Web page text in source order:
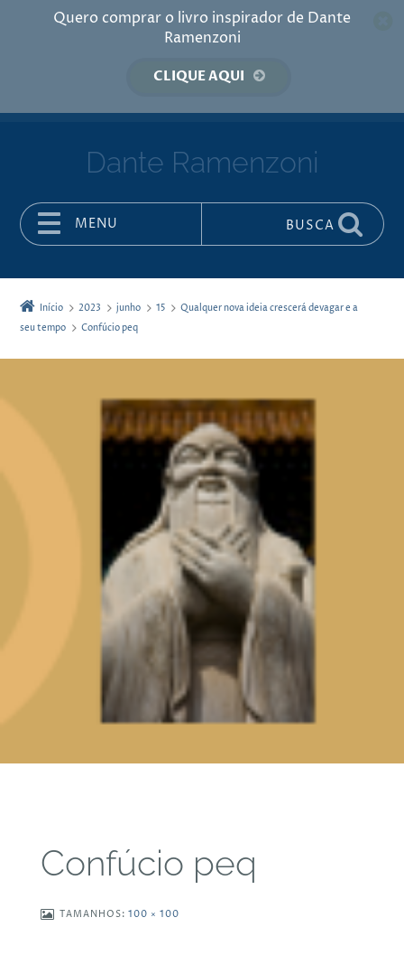
Quero comprar o livro inspirador de Dante
Ramenzoni
CLIQUE AQUI
Dante Ramenzoni
MENU BUSCA
Início 2023 junho 15
Qualquer nova ideia crescerá devagar e a
seu tempo
Confúcio peq
Confúcio peq
TAMANHOS: 100 × 100